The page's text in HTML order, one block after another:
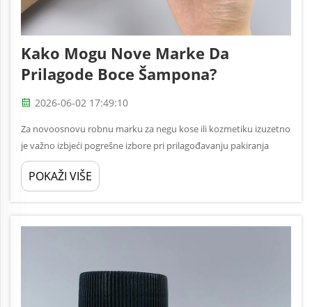
Kako Mogu Nove Marke Da
Prilagode Boce Šampona?
2026-06-02 17:49:10
Za novoosnovu robnu marku za negu kose ili kozmetiku izuzetno
je važno izbjeći pogrešne izbore pri prilagođavanju pakiranja
vlastitih bočica šampona. Trenutno na tržištu postoji mnogo
marki. Bilo kakva greška u konceptima, proizvodnji...
POKAŽI VIŠE